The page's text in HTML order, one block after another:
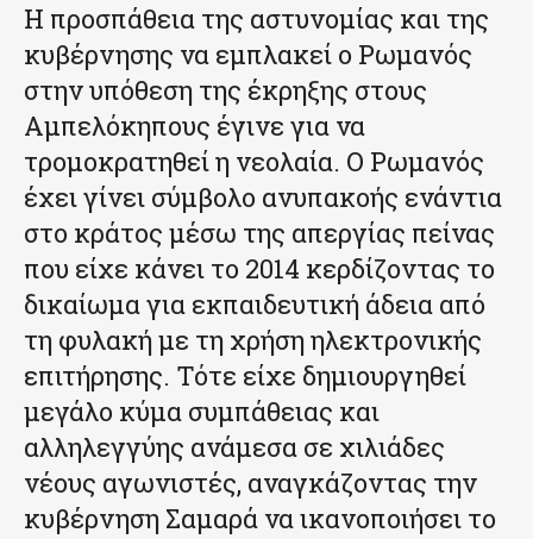
Η προσπάθεια της αστυνομίας και της
κυβέρνησης να εμπλακεί ο Ρωμανός
στην υπόθεση της έκρηξης στους
Αμπελόκηπους έγινε για να
τρομοκρατηθεί η νεολαία. Ο Ρωμανός
έχει γίνει σύμβολο ανυπακοής ενάντια
στο κράτος μέσω της απεργίας πείνας
που είχε κάνει το 2014 κερδίζοντας το
δικαίωμα για εκπαιδευτική άδεια από
τη φυλακή με τη χρήση ηλεκτρονικής
επιτήρησης. Τότε είχε δημιουργηθεί
μεγάλο κύμα συμπάθειας και
αλληλεγγύης ανάμεσα σε χιλιάδες
νέους αγωνιστές, αναγκάζοντας την
κυβέρνηση Σαμαρά να ικανοποιήσει το